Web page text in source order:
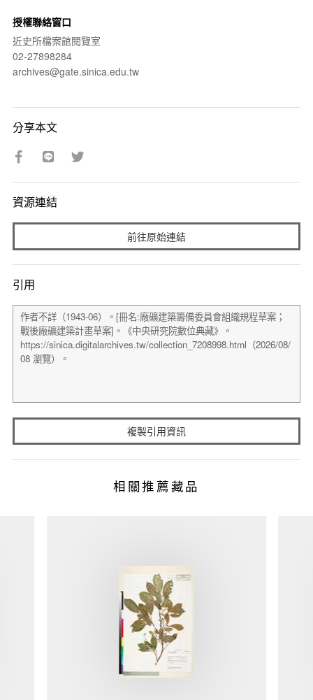
授權聯絡窗口
近史所檔案館閱覽室
02-27898284
archives@gate.sinica.edu.tw
分享本文
資源連結
前往原始連結
引用
複製引用資訊
相關推薦藏品